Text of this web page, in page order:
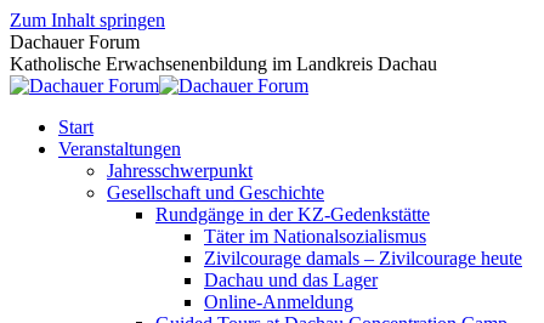
Zum Inhalt springen
Dachauer Forum
Katholische Erwachsenenbildung im Landkreis Dachau
Start
Veranstaltungen
Jahresschwerpunkt
Gesellschaft und Geschichte
Rundgänge in der KZ-Gedenkstätte
Täter im Nationalsozialismus
Zivilcourage damals – Zivilcourage heute
Dachau und das Lager
Online-Anmeldung